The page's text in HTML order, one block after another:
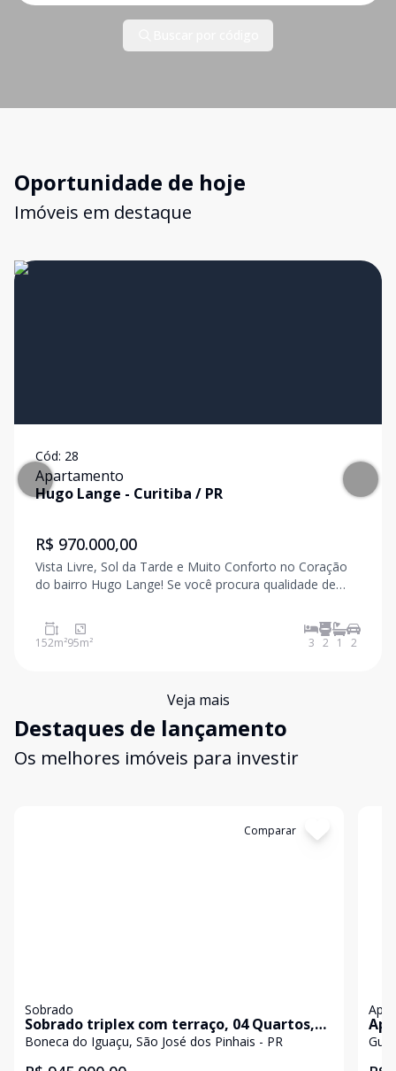
Oportunidade de hoje
Imóveis em destaque
Cód: 28
Apartamento
Hugo Lange - Curitiba / PR
R$ 970.000,00
Vista Livre, Sol da Tarde e Muito Conforto no Coração
do bairro Hugo Lange! Se você procura qualidade de
localização privilegiada em Curitiba, este apartamento é
152m²95m² 3 2 1 2
Veja mais
Destaques de lançamento
Os melhores imóveis para investir
Comparar
Sobrado
Sobrado triplex com terraço, 04 Quartos,
02 Suítes, 02 Vagas, 02 Terraços, Boneca do
Boneca do Iguaçu, São José dos Pinhais - PR